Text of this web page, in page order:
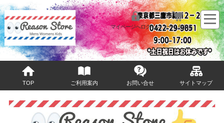
マイページへログイン カートをみる
TOP ご利用案内 お問い合せ サイトマップ